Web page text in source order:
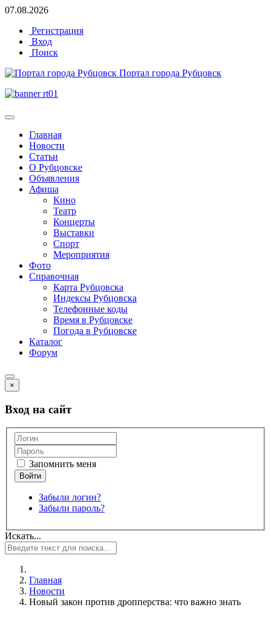
07.08.2026
Регистрация
Вход
Поиск
Портал города Рубцовск
Главная
Новости
Статьи
О Рубцовске
Объявления
Афиша
Кино
Театр
Концерты
Выставки
Спорт
Мероприятия
Фото
Справочная
Карта Рубцовска
Индексы Рубцовска
Телефонные коды
Время в Рубцовске
Погода в Рубцовске
Каталог
Форум
×
Вход на сайт
Запомнить меня
Забыли логин?
Забыли пароль?
Искать...
Главная
Новости
Новый закон против дропперства: что важно знать